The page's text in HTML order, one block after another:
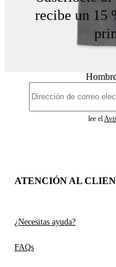
recibe un 15
lee el
ATENCIÓN AL
¿Necesitas ayuda?
FAQs